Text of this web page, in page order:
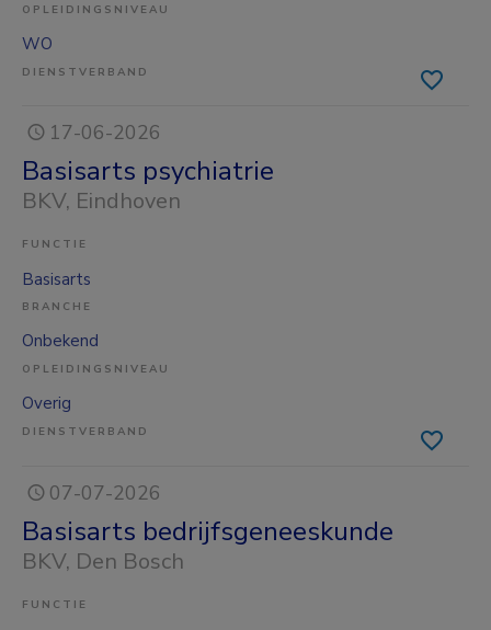
OPLEIDINGSNIVEAU
WO
DIENSTVERBAND
17-06-2026
Basisarts psychiatrie
BKV, Eindhoven
FUNCTIE
Basisarts
BRANCHE
Onbekend
OPLEIDINGSNIVEAU
Overig
DIENSTVERBAND
07-07-2026
Basisarts bedrijfsgeneeskunde
BKV, Den Bosch
FUNCTIE